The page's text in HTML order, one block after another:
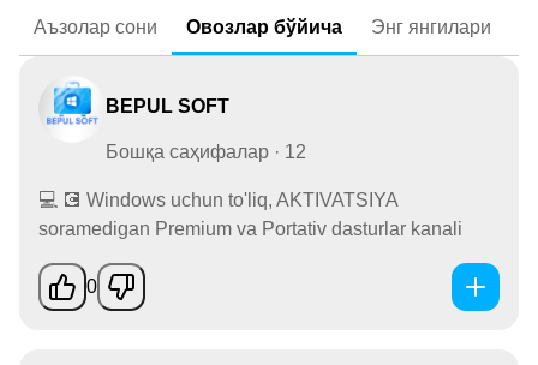
Аъзолар сони Овозлар бўйича Энг янгилари
BEPUL SOFT
Бошқа саҳифалар · 12
💻 💽 Windows uchun to'liq, AKTIVATSIYA
soramedigan Premium va Portativ dasturlar kanali
0